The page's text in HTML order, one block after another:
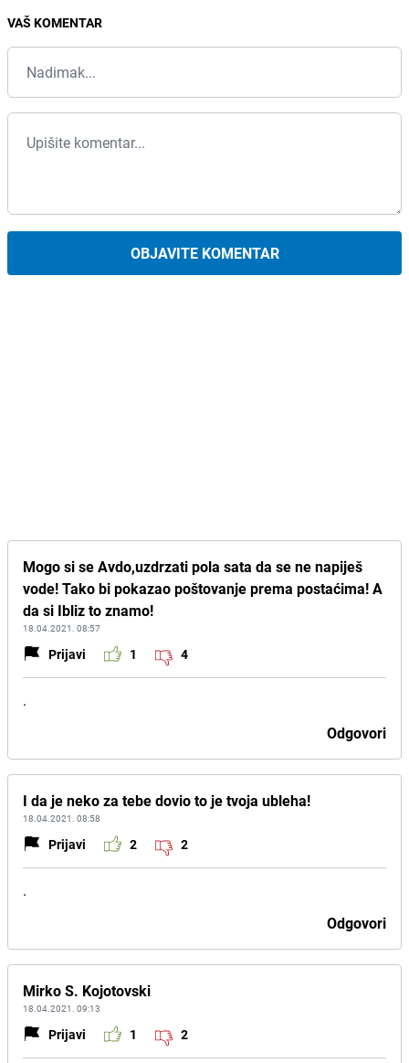
VAŠ KOMENTAR
OBJAVITE KOMENTAR
Mogo si se Avdo,uzdrzati pola sata da se ne napiješ
vode! Tako bi pokazao poštovanje prema postaćima! A
da si Ibliz to znamo!
18.04.2021. 08:57
Prijavi 1 4
.
Odgovori
I da je neko za tebe dovio to je tvoja ubleha!
18.04.2021. 08:58
Prijavi 2 2
.
Odgovori
Mirko S. Kojotovski
18.04.2021. 09:13
Prijavi 1 2